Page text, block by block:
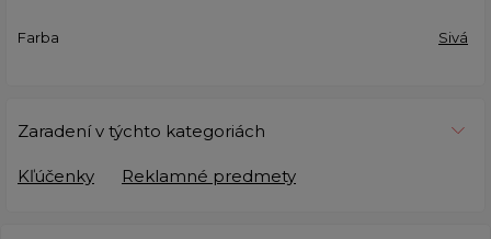
Farba Sivá
Zaradení v týchto kategoriách
Kľúčenky Reklamné predmety